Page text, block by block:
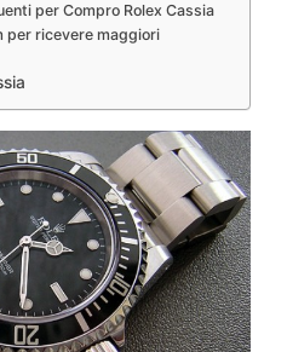
per Compro Rolex Cassia
per ricevere maggiori